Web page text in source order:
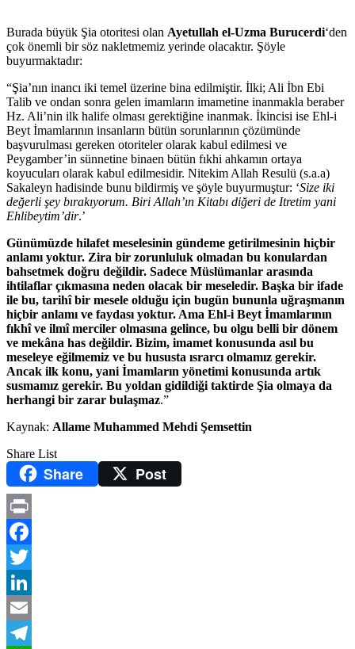
Burada büyük Şia otoritesi olan Ayetullah el-Uzma Burucerdi‘den
çok önemli bir söz nakletmemiz yerinde olacaktır. Şöyle
buyurmaktadır:
“Şia’nın inancı iki temel üzerine bina edilmiştir. İlki; Ali İbn Ebi
Talib ve ondan sonra gelen imamların imametine inanmakla beraber
Hz. Ali’nin ilk halife olması gerektiğine inanmak. İkincisi ise Ehl-i
Beyt İmamlarının insanların bütün sorunlarının çözümünde
başvurulması gereken otoriteler olarak kabul edilmesi ve
Peygamber’in sünnetine binaen bütün fıkhi ahkamın ortaya
koyucuları olarak kabul edilmesidir. Nitekim Allah Resulü (s.a.a)
Sakaleyn hadisinde bunu bildirmiş ve şöyle buyurmuştur: ‘Size iki
değerli şey bırakıyorum. Biri Allah’ın Kitabı diğeri de Itretim yani
Ehlibeytim’dir.’
Günümüzde hilafet meselesinin gündeme getirilmesinin hiçbir
anlamı yoktur. Zira bir zorunluluk olmadan bu konulardan
bahsetmek doğru değildir. Sadece Müslümanlar arasında
ihtilaflar çıkmasına neden olacak bir meseledir. Başka bir ifade
ile bu, tarihî bir mesele olduğu için bugün bununla uğraşmanın
hiçbir anlamı ve faydası yoktur. Ama Ehl-i Beyt İmamlarının
fıkhî ve ilmî merciler olmasına gelince, bu olgu belli bir dönem
ve mekâna has değildir. Bizim, imamet konusunda asıl bu
meseleye eğilmemiz ve bu hususta ısrarcı olmamız gerekir.
Ancak ilk konu, yani İmamların yönetimi konusunda artık
susmamız gerekir. Bu yoldan gidildiği taktirde Şia olmaya da
herhangi bir zarar bulaşmaz.”
Kaynak: Allame Muhammed Mehdi Şemsettin
Share List
Share Post
Print
Facebook
Twitter
LinkedIn
Email